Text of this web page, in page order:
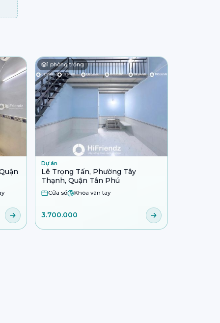
1 phòng trống
Dự án
Lê Trọng Tấn, Phường Tây
Thạnh, Quận Tân Phú
Cửa sổ Khóa vân tay
3.700.000